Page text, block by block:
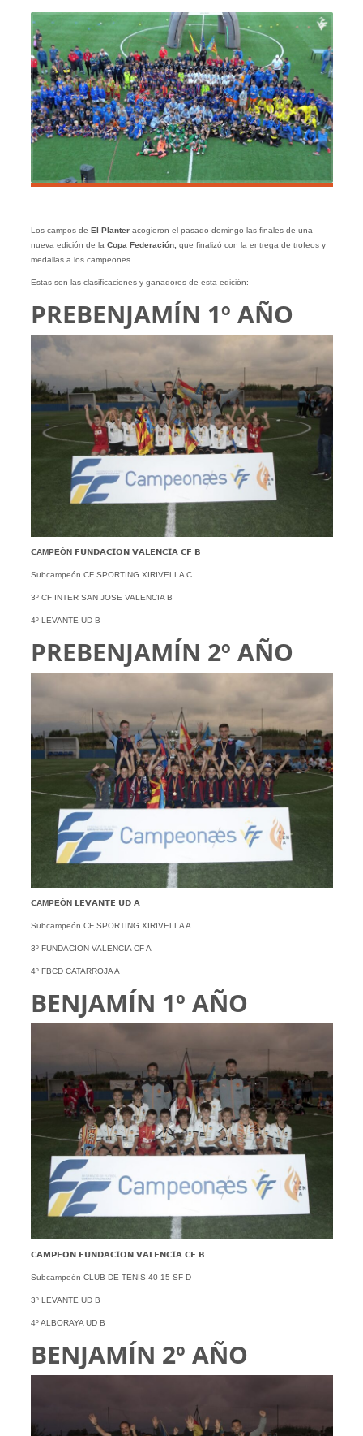
Los campos de El Planteracogieron el pasado domingo las finales de una
nueva edición de la Copa Federación, que finalizó con la entrega de trofeos y
medallas a los campeones.
Estas son las clasificaciones y ganadores de esta edición:
PREBENJAMÍN 1º AÑO
𝗖AMPEÓN 𝗙𝗨𝗡𝗗𝗔𝗖𝗜𝗢𝗡 𝗩𝗔𝗟𝗘𝗡𝗖𝗜𝗔 𝗖𝗙 𝗕
Subcampeón CF SPORTING XIRIVELLA C
3º CF INTER SAN JOSE VALENCIA B
4º LEVANTE UD B
PREBENJAMÍN 2º AÑO
𝗖AMPEÓN 𝗟𝗘𝗩𝗔𝗡𝗧𝗘 𝗨𝗗 𝗔
Subcampeón CF SPORTING XIRIVELLA A
3º FUNDACION VALENCIA CF A
4º FBCD CATARROJA A
BENJAMÍN 1º AÑO
𝗖𝗔𝗠𝗣𝗘𝗢𝗡 𝗙𝗨𝗡𝗗𝗔𝗖𝗜𝗢𝗡 𝗩𝗔𝗟𝗘𝗡𝗖𝗜𝗔 𝗖𝗙 𝗕
Subcampeón CLUB DE TENIS 40-15 SF D
3º LEVANTE UD B
4º ALBORAYA UD B
BENJAMÍN 2º AÑO